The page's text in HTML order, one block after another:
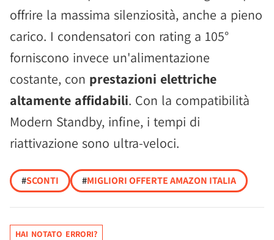
offrire la massima silenziosità, anche a pieno
carico. I condensatori con rating a 105°
forniscono invece un'alimentazione
costante, con prestazioni elettriche
altamente affidabili. Con la compatibilità
Modern Standby, infine, i tempi di
riattivazione sono ultra-veloci.
#SCONTI #MIGLIORI OFFERTE AMAZON ITALIA
HAI NOTATO ERRORI?